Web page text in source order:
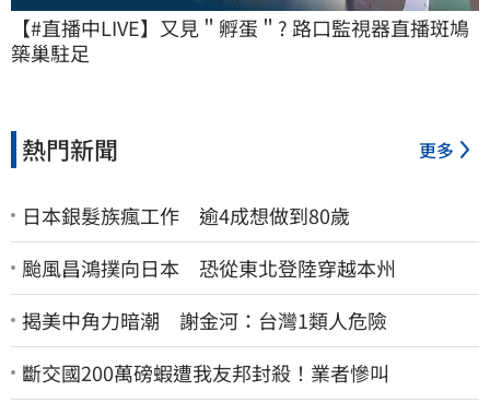
【#直播中LIVE】又見＂孵蛋＂? 路口監視器直播斑鳩
築巢駐足
熱門新聞 更多
日本銀髮族瘋工作 逾4成想做到80歲
颱風昌鴻撲向日本 恐從東北登陸穿越本州
揭美中角力暗潮 謝金河：台灣1類人危險
斷交國200萬磅蝦遭我友邦封殺！業者慘叫